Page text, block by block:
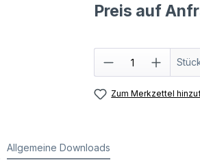
Preis auf
Zum Merkzettel
Allgemeine Downloads